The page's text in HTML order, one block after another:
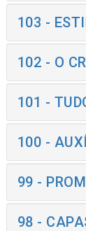
103 -
102 - O
101 -
100 -
99 -
98 -